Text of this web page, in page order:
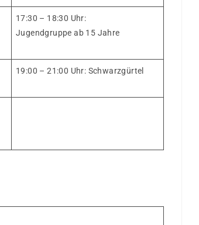
17:30 – 18:30 Uhr:
Jugendgruppe ab 15 Jahre
19:00 – 21:00 Uhr: Schwarzgürtel